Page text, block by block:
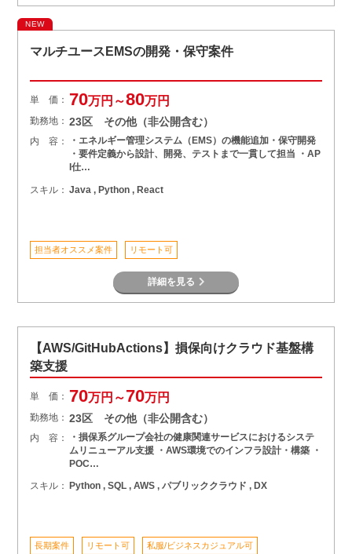
NEW
マルチユースEMSの開発・保守案件
単 価： 70万円～80万円
勤務地： 23区 その他（非公開含む）
内 容：
・エネルギー管理システム（EMS）の機能追加・保守開発
・要件定義から設計、開発、テストまで一貫して担当 ・AP
I仕…
スキル： Java , Python , React
担当者オススメ案件 リモート可
詳細を見る
【AWS/GitHubActions】損保向けクラウド基盤構
築支援
単 価： 70万円～70万円
勤務地： 23区 その他（非公開含む）
内 容：
・損保系グループ会社の健康関連サービスにおけるシステ
ムリニューアル支援 ・AWS環境でのインフラ設計・構築 ・
POC…
スキル： Python , SQL , AWS , パブリッククラウド , DX
長期案件 リモート可 私服/ビジネスカジュアル可